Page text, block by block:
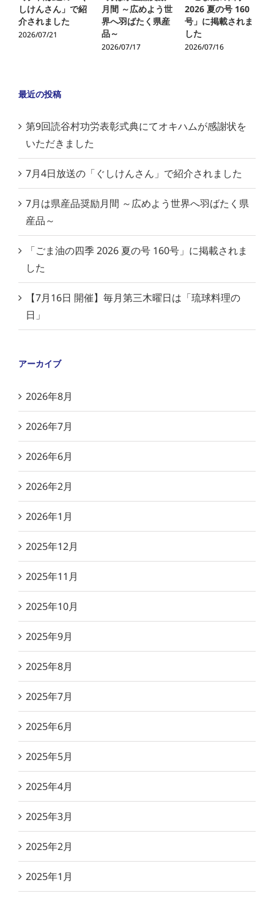
しけんさん」で紹
介されました
2026/07/21
月間 ～広めよう世
界へ羽ばたく県産
品～
2026/07/17
2026 夏の号 160
号」に掲載されま
した
2026/07/16
最近の投稿
第9回読谷村功労表彰式典にてオキハムが感謝状を
いただきました
7月4日放送の「ぐしけんさん」で紹介されました
7月は県産品奨励月間 ～広めよう世界へ羽ばたく県
産品～
「ごま油の四季 2026 夏の号 160号」に掲載されま
した
【7月16日 開催】毎月第三木曜日は「琉球料理の
日」
アーカイブ
2026年8月
2026年7月
2026年6月
2026年2月
2026年1月
2025年12月
2025年11月
2025年10月
2025年9月
2025年8月
2025年7月
2025年6月
2025年5月
2025年4月
2025年3月
2025年2月
2025年1月